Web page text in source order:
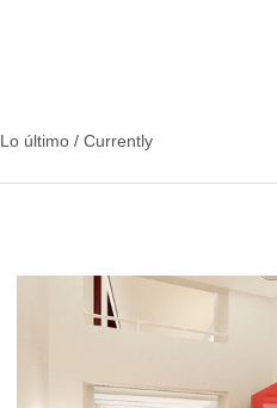
Lo último / Currently